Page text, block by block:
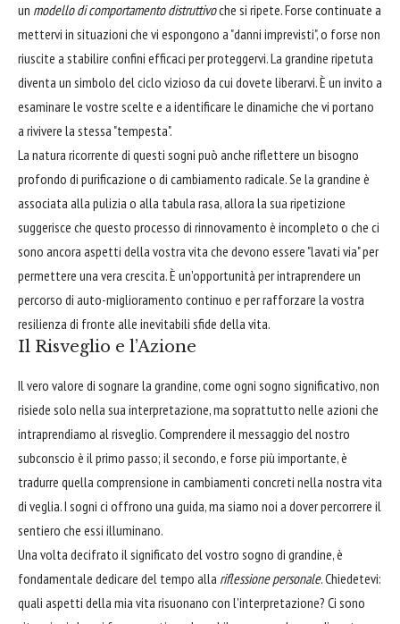
un modello di comportamento distruttivoche si ripete. Forse continuate a
mettervi in situazioni che vi espongono a "danni imprevisti", o forse non
riuscite a stabilire confini efficaci per proteggervi. La grandine ripetuta
diventa un simbolo del ciclo vizioso da cui dovete liberarvi. È un invito a
esaminare le vostre scelte e a identificare le dinamiche che vi portano
a rivivere la stessa "tempesta".
La natura ricorrente di questi sogni può anche riflettere un bisogno
profondo di purificazione o di cambiamento radicale. Se la grandine è
associata alla pulizia o alla tabula rasa, allora la sua ripetizione
suggerisce che questo processo di rinnovamento è incompleto o che ci
sono ancora aspetti della vostra vita che devono essere "lavati via" per
permettere una vera crescita. È un'opportunità per intraprendere un
percorso di auto-miglioramento continuo e per rafforzare la vostra
resilienza di fronte alle inevitabili sfide della vita.
Il Risveglio e l’Azione
Il vero valore di sognare la grandine, come ogni sogno significativo, non
risiede solo nella sua interpretazione, ma soprattutto nelle azioni che
intraprendiamo al risveglio. Comprendere il messaggio del nostro
subconscio è il primo passo; il secondo, e forse più importante, è
tradurre quella comprensione in cambiamenti concreti nella nostra vita
di veglia. I sogni ci offrono una guida, ma siamo noi a dover percorrere il
sentiero che essi illuminano.
Una volta decifrato il significato del vostro sogno di grandine, è
fondamentale dedicare del tempo alla riflessione personale. Chiedetevi:
quali aspetti della mia vita risuonano con l'interpretazione? Ci sono